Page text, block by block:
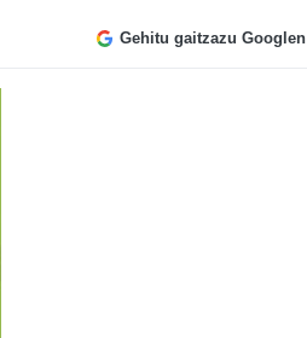
Gehitu gaitzazu Googlen